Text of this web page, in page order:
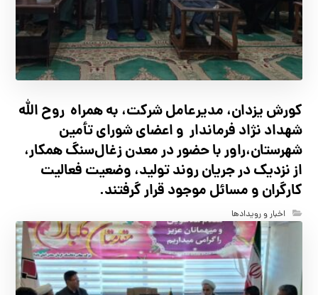
کورش یزدان، مدیرعامل شرکت، به همراه روح الله
شهداد نژاد فرماندار و اعضای شورای تأ‌مین
شهرستان،راور با حضور در معدن زغال‌سنگ همکار،
از نزدیک در جریان روند تولید، وضعیت فعالیت
کارگران و مسائل موجود قرار گرفتند.
اخبار و رویدادها